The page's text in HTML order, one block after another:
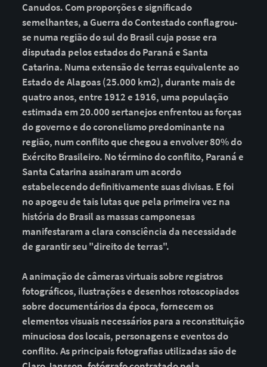
Canudos. Com proporções e significado
semelhantes, a Guerra do Contestado conflagrou-
se numa região do sul do Brasil cuja posse era
disputada pelos estados do Paraná e Santa
Catarina. Numa extensão de terras equivalente ao
Estado de Alagoas (25.000 km2), durante mais de
quatro anos, entre 1912 e 1916, uma população
estimada em 20.000 sertanejos enfrentou as forças
do governo e do coronelismo predominante na
região, num conflito que chegou a envolver 80% do
Exército Brasileiro. No término do conflito, Paraná e
Santa Catarina assinaram um acordo
estabelecendo definitivamente suas divisas. E foi
no apogeu de tais lutas que pela primeira vez na
história do Brasil as massas camponesas
manifestaram a clara consciência da necessidade
de garantir seu "direito de terras".
A animação de câmeras virtuais sobre registros
fotográficos, ilustrações e desenhos rotoscopiados
sobre documentários da época, fornecem os
elementos visuais necessários para a reconstituição
minuciosa dos locais, personagens e eventos do
conflito. As principais fotografias utilizadas são de